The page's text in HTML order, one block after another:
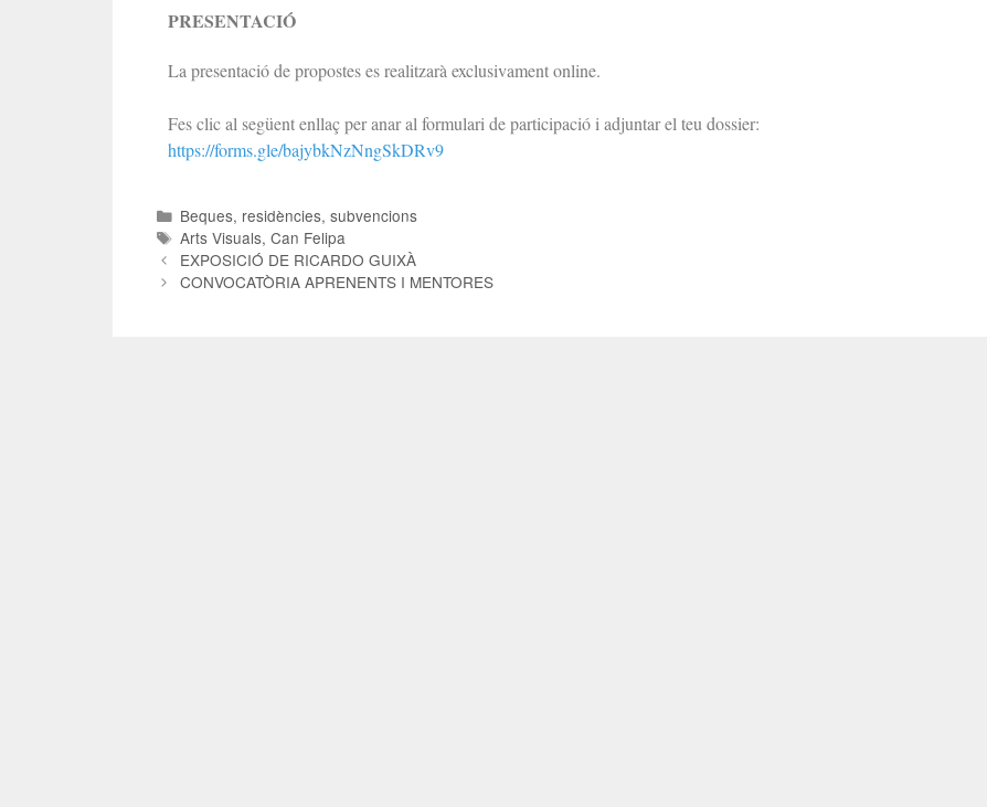
PRESENTACIÓ
La presentació de propostes es realitzarà exclusivament online.
Fes clic al següent enllaç per anar al formulari de participació i adjuntar el teu dossier:
https://forms.gle/bajybkNzNngSkDRv9
Beques, residències, subvencions
Arts Visuals,Can Felipa
EXPOSICIÓ DE RICARDO GUIXÀ
CONVOCATÒRIA APRENENTS I MENTORES